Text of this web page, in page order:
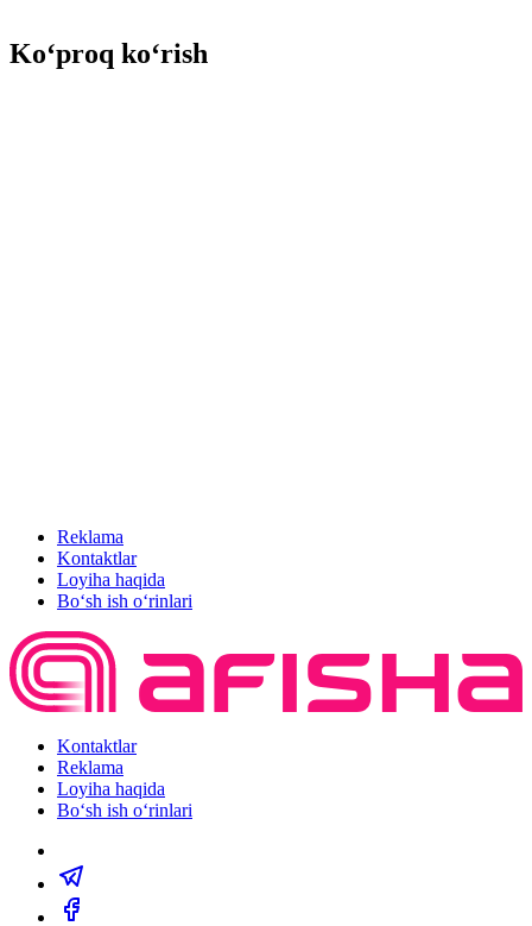
Ko‘proq ko‘rish
Reklama
Kontaktlar
Loyiha haqida
Bo‘sh ish o‘rinlari
Kontaktlar
Reklama
Loyiha haqida
Bo‘sh ish o‘rinlari